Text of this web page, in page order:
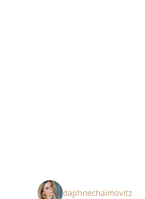
daphnechaimovitz